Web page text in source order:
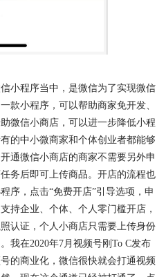
小程序当中，是微信为了实现微信
款小程序，可以帮助商家免开发、
微信小商店，可以进一步降低小程
的中小微商家和个体创业者都能够
通微信小商店的商家不需要另外申
务后即可上传商品。开店的流程也
序，点击“免费开店”引导选项，申
持企业、个体、个人零门槛开店，
认证，个人小商店只需要上传身份
我在2020年7月视频号刚To C发布
的商业化，微信很快就会打通视频